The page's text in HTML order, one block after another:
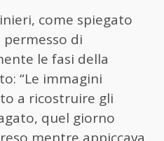
come spiegato
di
le fasi della
“Le immagini
a ricostruire gli
quel giorno